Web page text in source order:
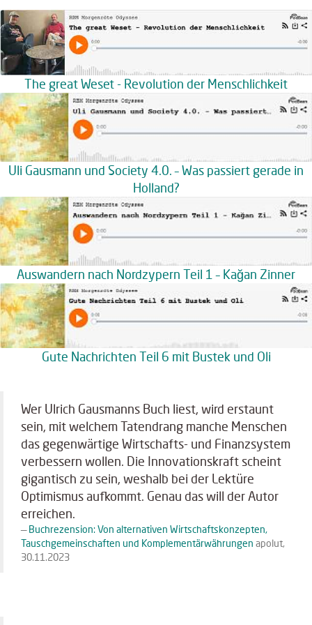
The great Weset - Revolution der Menschlichkeit
Uli Gausmann und Society 4.0. – Was passiert gerade in
Holland?
Auswandern nach Nordzypern Teil 1 – Kağan Zinner
Gute Nachrichten Teil 6 mit Bustek und Oli
Wer Ulrich Gausmanns Buch liest, wird erstaunt
sein, mit welchem Tatendrang manche Menschen
das gegenwärtige Wirtschafts- und Finanzsystem
verbessern wollen. Die Innovationskraft scheint
gigantisch zu sein, weshalb bei der Lektüre
Optimismus aufkommt. Genau das will der Autor
erreichen.
Buchrezension: Von alternativen Wirtschaftskonzepten,
Tauschgemeinschaften und Komplementärwährungen apolut,
30.11.2023